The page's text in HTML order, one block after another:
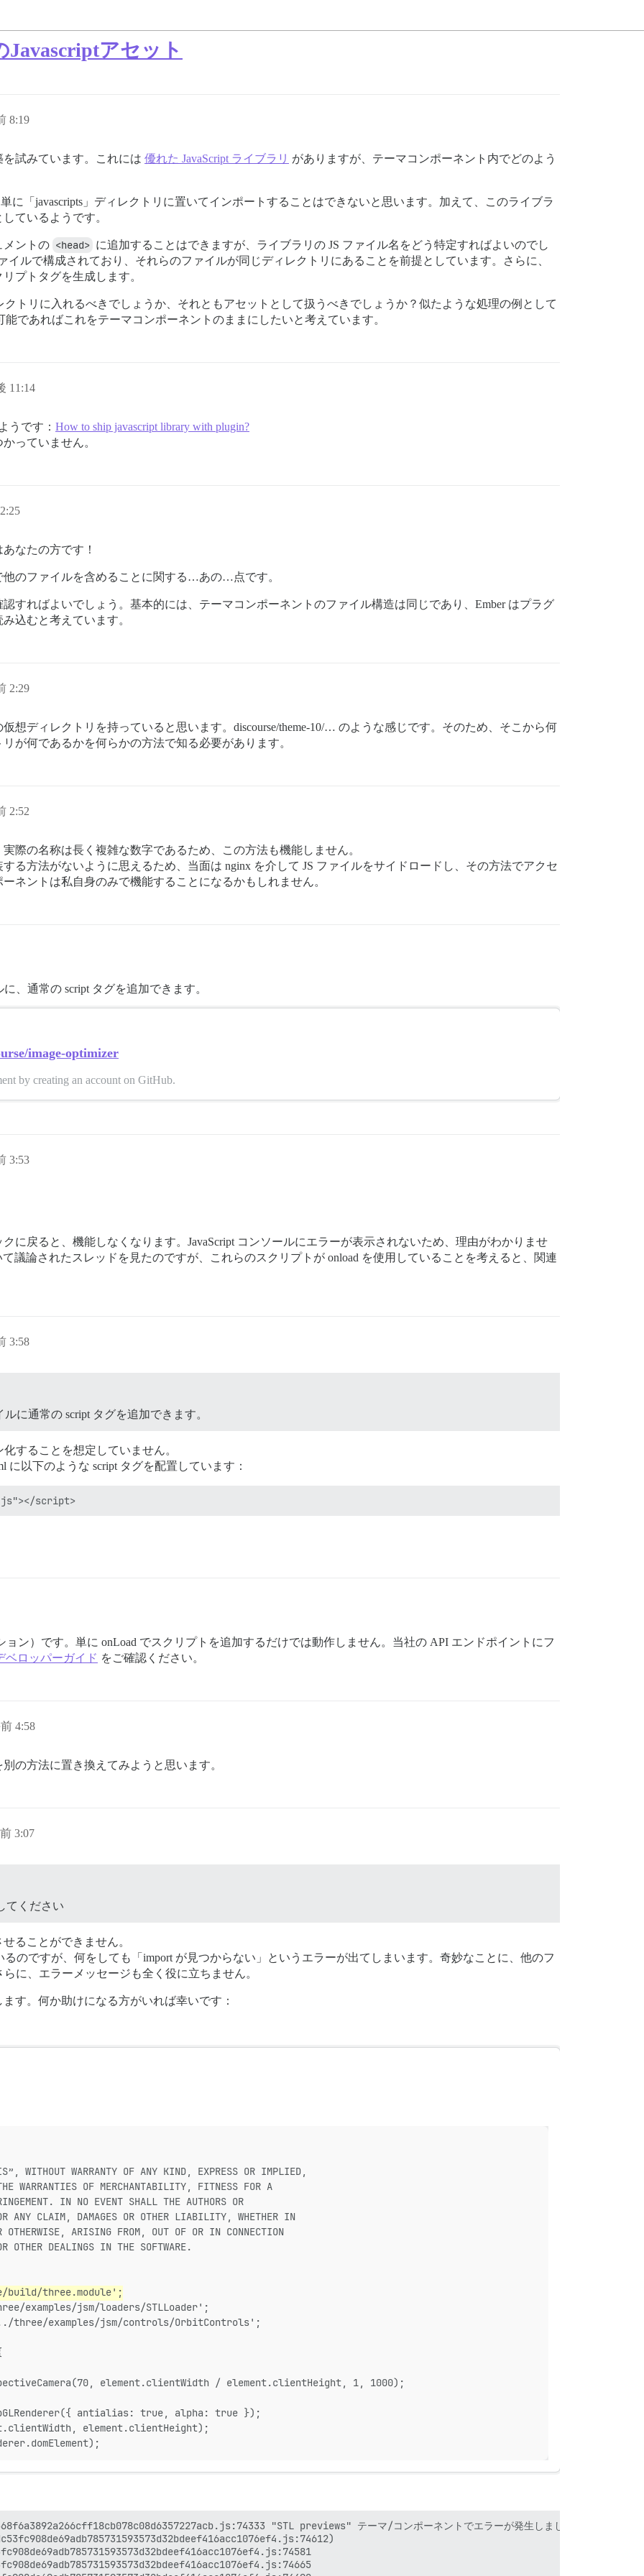
アセット
8:19
試みています。これには 優れた JavaScript ライブラリ がありますが、テーマコンポーネント内でどのよう
に「javascripts」ディレクトリに置いてインポートすることはできないと思います。加えて、このライブラ
ているようです。
メントの <head> に追加することはできますが、ライブラリの JS ファイル名をどう特定すればよいのでし
イルで構成されており、それらのファイルが同じディレクトリにあることを前提としています。さらに、
プトタグを生成します。
クトリに入れるべきでしょうか、それともアセットとして扱うべきでしょうか？似たような処理の例として
能であればこれをテーマコンポーネントのままにしたいと考えています。
11:14
うです： How to ship javascript library with plugin?
っていません。
なたの方です！
のファイルを含めることに関する…あの…点です。
すればよいでしょう。基本的には、テーマコンポーネントのファイル構造は同じであり、Ember はプラグ
込むと考えています。
2:29
想ディレクトリを持っていると思います。discourse/theme-10/… のような感じです。そのため、そこから何
が何であるかを何らかの方法で知る必要があります。
2:52
際の名称は長く複雑な数字であるため、この方法も機能しません。
る方法がないように思えるため、当面は nginx を介して JS ファイルをサイドロードし、その方法でアクセ
ネントは私自身のみで機能することになるかもしれません。
、通常の script タグを追加できます。
image-optimizer
by creating an account on GitHub.
3:53
に戻ると、機能しなくなります。JavaScript コンソールにエラーが表示されないため、理由がわかりませ
議論されたスレッドを見たのですが、これらのスクリプトが onload を使用していることを考えると、関連
3:58
に通常の script タグを追加できます。
することを想定していません。
に以下のような script タグを配置しています：
ョン）です。単に onLoad でスクリプトを追加するだけでは動作しません。当社の API エンドポイントにフ
ベロッパーガイド をご確認ください。
4:58
の方法に置き換えてみようと思います。
3:07
てください
ることができません。
るのですが、何をしても「import が見つからない」というエラーが出てしまいます。奇妙なことに、他のフ
に、エラーメッセージも全く役に立ちません。
す。何か助けになる方がいれば幸いです：
WITHOUT WARRANTY OF ANY KIND, EXPRESS OR IMPLIED,
WARRANTIES OF MERCHANTABILITY, FITNESS FOR A
IN NO EVENT SHALL THE AUTHORS OR
ANY CLAIM, DAMAGES OR OTHER LIABILITY, WHETHER IN
ARISING FROM, OUT OF OR IN CONNECTION
OTHER DEALINGS IN THE SOFTWARE.
build/three.module';
examples/jsm/loaders/STLLoader';
examples/jsm/controls/OrbitControls';
element.clientWidth / element.clientHeight, 1, 1000);
antialias: true, alpha: true });
element.clientHeight);
"STL previews" テーマ/コンポーネントでエラーが発生しまし